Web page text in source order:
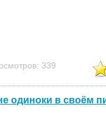
339
одиноки в своём